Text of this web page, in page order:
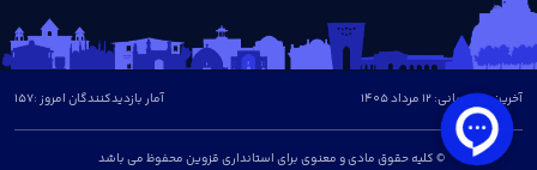
آخرین بروزرسانی: 12 مرداد 1405
© کلیه حقوق مادی و معنوی برای استانداری قزوین محفوظ می باشد
آمار بازدیدکنندگان امروز :157